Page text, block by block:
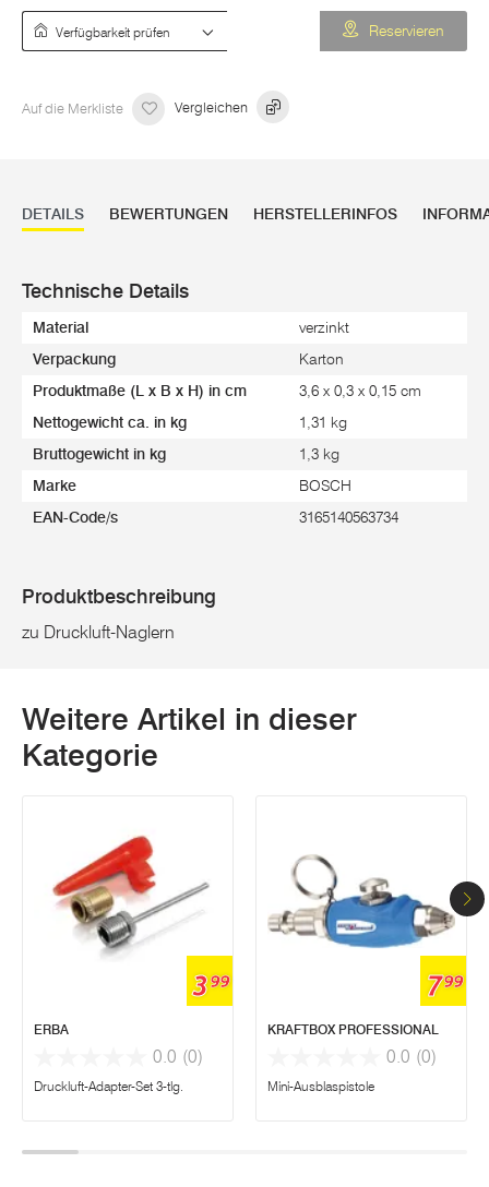
Reservieren
Auf die Merkliste Vergleichen
DETAILS BEWERTUNGEN HERSTELLERINFOS
Technische Details
Material verzinkt
Verpackung Karton
Produktmaße (L x B x H) in cm 3,6 x 0,3 x 0,15 cm
Nettogewicht ca. in kg 1,31 kg
Bruttogewicht in kg 1,3 kg
Marke BOSCH
EAN-Code/s 3165140563734
Produktbeschreibung
zu Druckluft-Naglern
Weitere Artikel in dieser
Kategorie
399
ERBA
0.0 (0)
Druckluft-Adapter-Set 3-tlg.
799
KRAFTBOX PROFESSIONAL
0.0 (0)
Mini-Ausblaspistole